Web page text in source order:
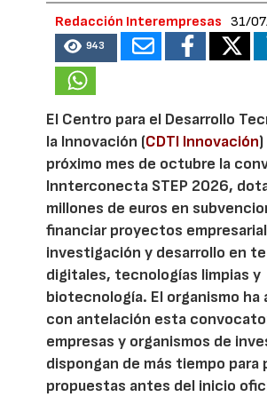
Redacción Interempresas 31/
943
El Centro para el Desarrollo
la Innovación (CDTI Innovación
próximo mes de octubre la
Innterconecta STEP 2026,
millones de euros en
financiar proyectos
investigación y desarrollo en
digitales, tecnologías limpias y
biotecnología. El organismo ha
con antelación esta
empresas y organismos de
dispongan de más tiempo para
propuestas antes del inicio